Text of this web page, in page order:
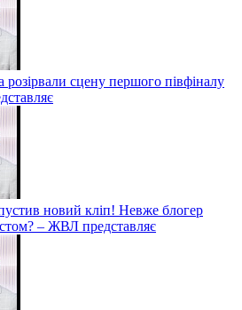
сцену першого півфіналу
новий кліп! Невже блогер
– ЖВЛ представляє